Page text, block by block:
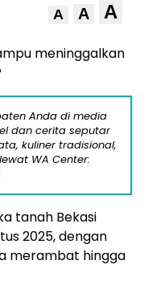
A A A
meninggalkan
Anda di media
dan cerita seputar
kuliner tradisional,
WA Center:
tanah Bekasi
2025, dengan
merambat hingga